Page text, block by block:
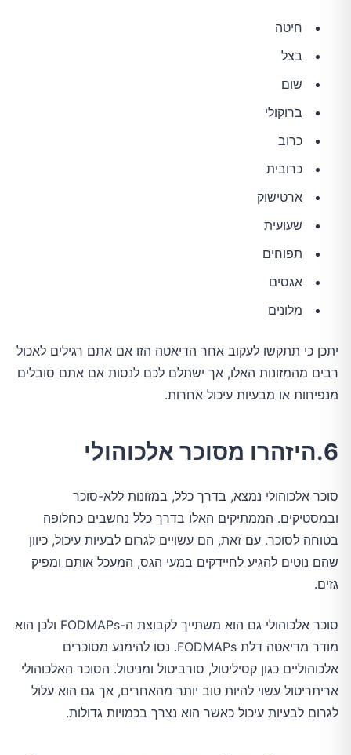
חיטה
בצל
שום
ברוקולי
כרוב
כרובית
ארטישוק
שעועית
תפוחים
אגסים
מלונים
יתכן כי תתקשו לעקוב אחר הדיאטה הזו אם אתם רגילים לאכול
רבים מהמזונות האלו, אך ישתלם לכם לנסות אם אתם סובלים
מנפיחות או מבעיות עיכול אחרות.
6.היזהרו מסוכר אלכוהולי
סוכר אלכוהולי נמצא, בדרך כלל, במזונות ללא-סוכר
ובמסטיקים. הממתיקים האלו בדרך כלל נחשבים כחלופה
בטוחה לסוכר. עם זאת, הם עשויים לגרום לבעיות עיכול, כיוון
שהם נוטים להגיע לחיידקים במעי הגס, המעכל אותם ומפיק
גזים.
סוכר אלכוהולי גם הוא משתייך לקבוצת ה-FODMAPs ולכן הוא
מודר מדיאטה דלת FODMAPs. נסו להימנע מסוכרים
אלכוהוליים כגון קסיליטול, סורביטול ומניטול. הסוכר האלכוהולי
אריתריטול עשוי להיות טוב יותר מהאחרים, אך גם הוא עלול
לגרום לבעיות עיכול כאשר הוא נצרך בכמויות גדולות.